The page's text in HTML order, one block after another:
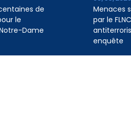
de
le
Dame
Menaces
par le
enquête